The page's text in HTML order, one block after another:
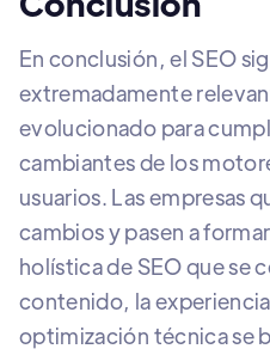
En conclusión, el SEO
extremadamente
evolucionado para
cambiantes de los
usuarios. Las empresas
cambios y pasen a
holística de SEO que se
contenido, la
optimización técnica se